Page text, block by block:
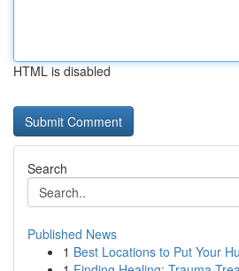
HTML is disabled
Search
Published News
1 Best Locations to Put Your